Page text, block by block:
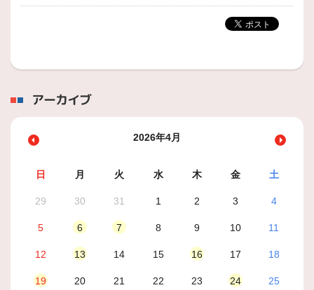
アーカイブ
2026年4月
日 月 火 水 木 金 土
29 30 31 1 2 3 4
5 6 7 8 9 10 11
12 13 14 15 16 17 18
19 20 21 22 23 24 25